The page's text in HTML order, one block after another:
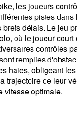
les joueurs
pistes
brefs délais. Le jeu
où le joueur
contrôlés
remplies
haies, obligeant
trajectoire de leur
vitesse optimale.